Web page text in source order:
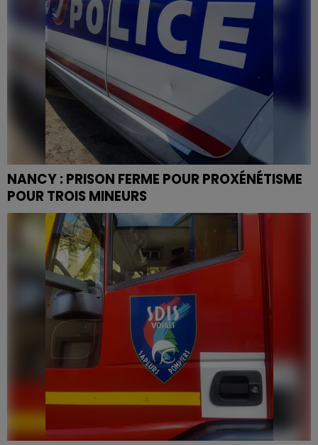
NANCY : PRISON FERME POUR PROXÉNÉTISME
POUR TROIS MINEURS
La victime âgée de 15 ans a connu 31 jours de
prostitution.